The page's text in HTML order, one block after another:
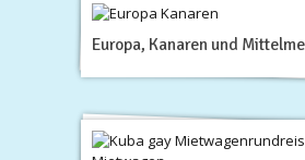
Europa, Kanaren und